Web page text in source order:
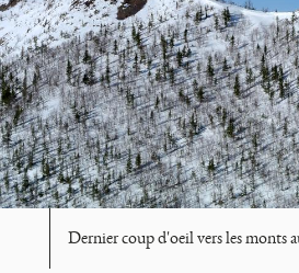
Dernier coup d'oeil vers les monts